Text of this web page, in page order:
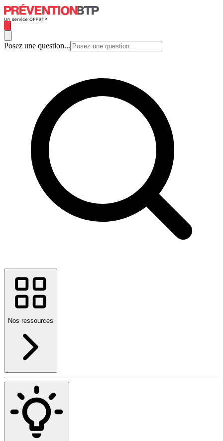
Posez une question...
Nos ressources